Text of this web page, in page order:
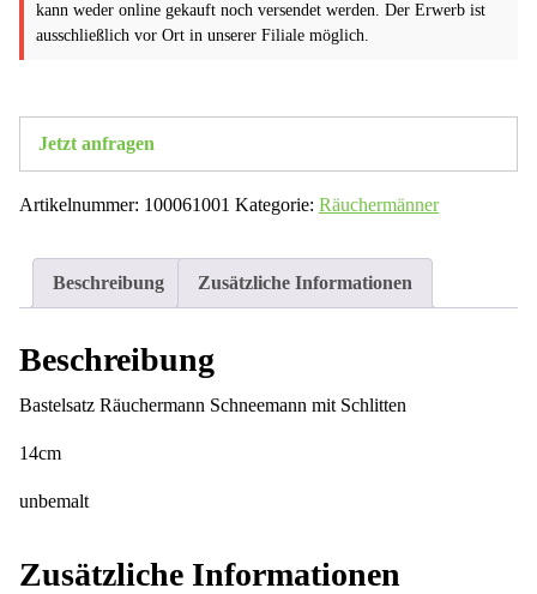
kann weder online gekauft noch versendet werden. Der Erwerb ist
ausschließlich vor Ort in unserer Filiale möglich.
Jetzt anfragen
Artikelnummer: 100061001 Kategorie: Räuchermänner
Beschreibung Zusätzliche Informationen
Beschreibung
Bastelsatz Räuchermann Schneemann mit Schlitten
14cm
unbemalt
Zusätzliche Informationen